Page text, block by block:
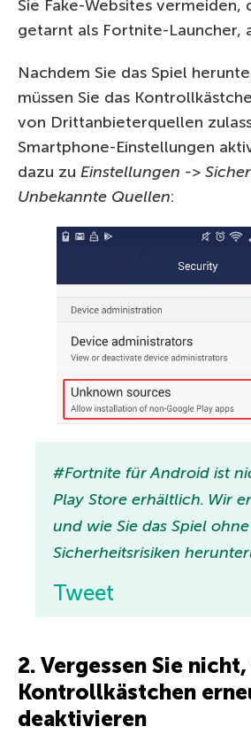
Sie Fake-Websites vermeiden,
getarnt als Fortnite-Launcher,
Nachdem Sie das Spiel
müssen Sie das
von Drittanbieterquellen
Smartphone-Einstellungen
dazu zu Einstellungen ->
Unbekannte Quellen:
#Fortnite für Android ist
Play Store erhältlich. Wir
und wie Sie das Spiel ohne
Sicherheitsrisiken
Tweet
2. Vergessen Sie nicht,
Kontrollkästchen
deaktivieren